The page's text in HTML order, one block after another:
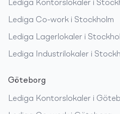
Lediga Kontorslokaler i
Lediga Co-work i Stockholm
Lediga Lagerlokaler i
Lediga Industrilokaler i
Göteborg
Lediga Kontorslokaler i